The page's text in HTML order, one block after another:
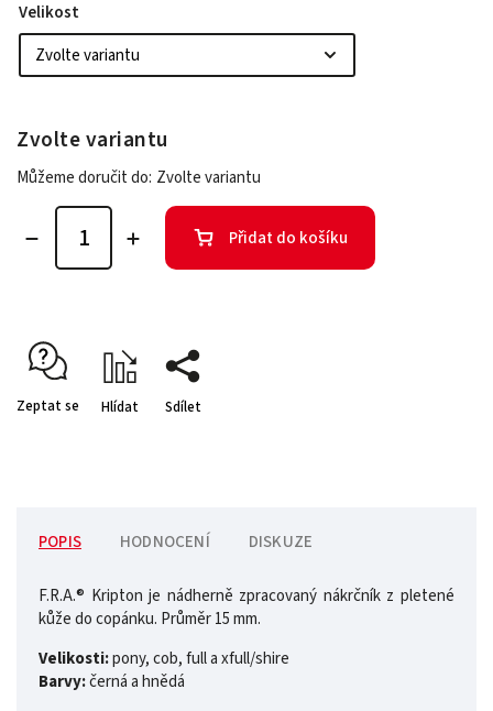
Velikost
Zvolte variantu
Můžeme doručit do: Zvolte variantu
Přidat do košíku
Zeptat se Hlídat Sdílet
POPIS HODNOCENÍ DISKUZE
F.R.A.® Kripton je nádherně zpracovaný nákrčník z pletené
kůže do copánku. Průměr 15 mm.
Velikosti:pony, cob, full a xfull/shire
Barvy:černá a hnědá